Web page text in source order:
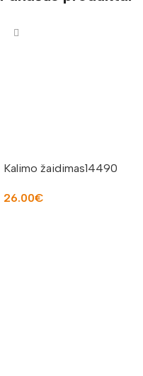
Kalimo žaidimas14490
26.00€